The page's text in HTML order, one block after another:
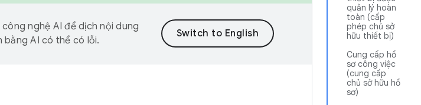
quản lý hoàn
toàn (cấp
phép chủ sở
hữu thiết bị)
Cung cấp hồ
sơ công việc
(cung cấp
chủ sở hữu hồ
sơ)
nghệ AI để dịch nội dung
bằng AI có thể có lỗi.